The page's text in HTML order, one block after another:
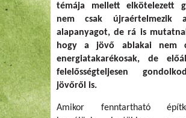
témája mellett elkötelezett
nem csak újraértelmezik
alapanyagot, de rá is
hogy a jövő ablakai nem
energiatakarékosak, de
felelősségteljesen
jövőről is.
Amikor fenntartható